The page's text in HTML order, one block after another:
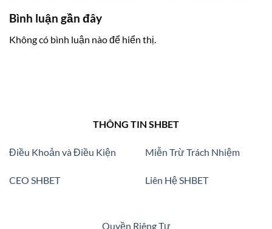
Bình luận gần đây
Không có bình luận nào để hiển thị.
THÔNG TIN SHBET
Điều Khoản và Điều Kiện
CEO SHBET
Miễn Trừ Trách Nhiệm
Liên Hệ SHBET
Quyền Riêng Tư